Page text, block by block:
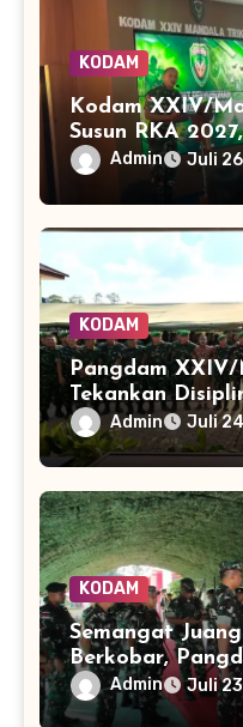
KODAM
Kodam XXIV/
Susun RKA
Kesiapan
Admin Juli
KODAM
Pangdam
Tekankan
Humanis
817/Aoba
Admin Juli
KODAM
‎Semangat
Berkobar,
Prajurit Siap
Perbatasan
Admin Juli